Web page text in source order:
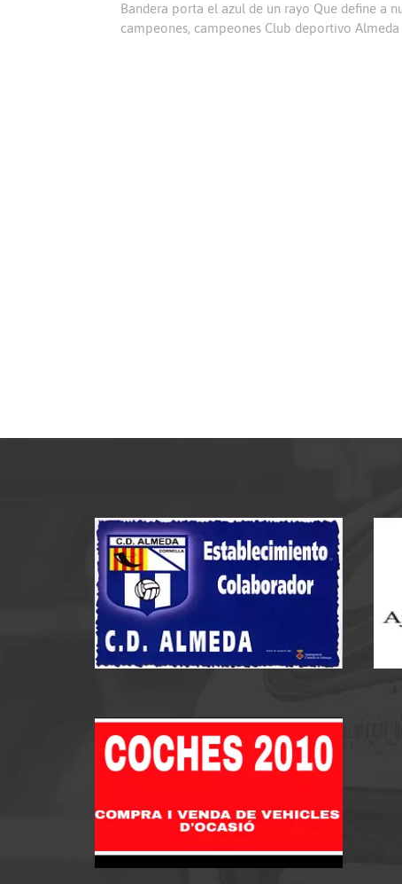
Bandera porta el azul de un rayo Que define a
campeones, campeones Club deportivo Almeda